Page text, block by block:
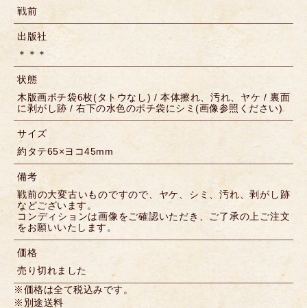
戦前
出版社
＊＊＊
状態
木版画ポチ袋6枚(タトウなし) / 本体擦れ、汚れ、ヤケ / 裏面
に剥がし跡 / 右下の水色のポチ袋にシミ(画像参照ください)
サイズ
約タテ65×ヨコ45mm
備考
戦前の大変古いものですので、ヤケ、シミ、汚れ、剥がし跡
などございます。
コンディションは画像をご確認いただき、ご了承の上ご注文
をお願いいたします。
価格
売り切れました
※価格は全て税込みです。
※別途送料